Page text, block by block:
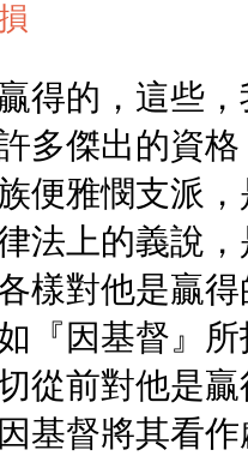
得的，這些
多傑出的資
便雅憫支派
法上的義說
樣對他是贏
『因基督』
從前對他是
基督將其看作